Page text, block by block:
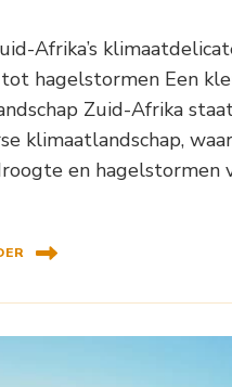
Afrika’s
hagelstormen Een
Zuid-Afrika
klimaatlandschap,
en hagelstormen